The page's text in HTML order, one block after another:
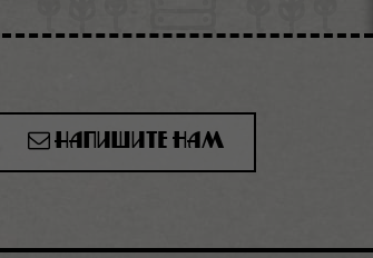
Напишите нам